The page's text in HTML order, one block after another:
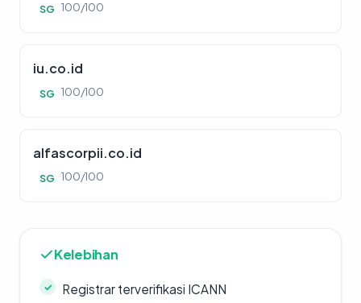
SG 100/100
iu.co.id
SG 100/100
alfascorpii.co.id
SG 100/100
Kelebihan
Registrar terverifikasi ICANN